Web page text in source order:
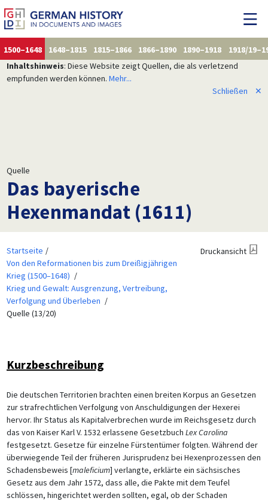
1500–1648 1648–1815 1815–1866 1866–1890 1890–1918
1918/
Inhaltshinweis: Diese Website zeigt Quellen, die als verletzend
empfunden werden können. Mehr...
Schließen
✕
Quelle
Das bayerische
Hexenmandat (1611)
Startseite
Von den Reformationen bis zum Dreißigjährigen
Krieg (1500–1648)
Krieg und Gewalt: Ausgrenzung, Vertreibung,
Verfolgung und Überleben
Quelle (13/20)
Druckansicht
Kurzbeschreibung
Die deutschen Territorien brachten einen breiten Korpus an Gesetzen
zur strafrechtlichen Verfolgung von Anschuldigungen der Hexerei
hervor. Ihr Status als Kapitalverbrechen wurde im Reichsgesetz durch
das von Kaiser Karl V. 1532 erlassene Gesetzbuch Lex Carolina
festgesetzt. Gesetze für einzelne Fürstentümer folgten. Während der
überwiegende Teil der früheren Jurisprudenz bei Hexenprozessen den
Schadensbeweis [maleficium] verlangte, erklärte ein sächsisches
Gesetz aus dem Jahr 1572, dass alle, die Pakte mit dem Teufel
schlössen, hingerichtet werden sollten, egal, ob der Schaden